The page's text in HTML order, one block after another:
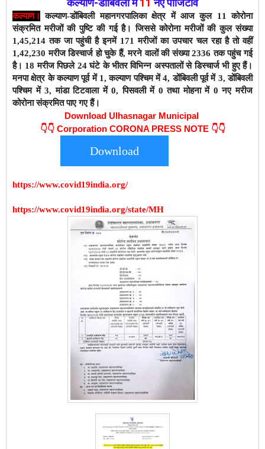
कल्याण-डोंबिवलीमें 11 नएपाॅजिटीव
कल्याण।
कल्याण-डोंबिवली महानगरपालिका क्षेत्र में आज कुल 11 कोरोना
संक्रमित मरीजों की पुष्टि की गई है। जिससे कोरोना मरीजों की कुल संख्या
1,45,214 तक जा पहुंची है इनमें 171 मरीजों का उपचार चल रहा है तो वहीं
1,42,230 मरीज डिस्चार्ज हो चुके हैं,मरने वालों की संख्या 2336 तक पहुंच गई
है। 18 मरीज पिछले 24 घंटे के भीतर विभिन्न अस्पतालों से डिस्चार्ज भी हुए हैं।
मनपा क्षेत्र के कल्याण पूर्व में 1, कल्याण पश्चिम में 4, डोंबिवली पूर्व में 3, डोंबिवली
पश्चिम में 3, मांडा टिटवाला में 0, पिसवली में 0 तथा मोहना में 0 नए मरीज
कोरोना संक्रमित पाए गए हैं।
Download Ulhasnagar Municipal
👇👇 Corporation CORONA PRESS NOTE 👇👇
Download
https://www.covid19india.org/
https://www.covid19india.org/state/MH